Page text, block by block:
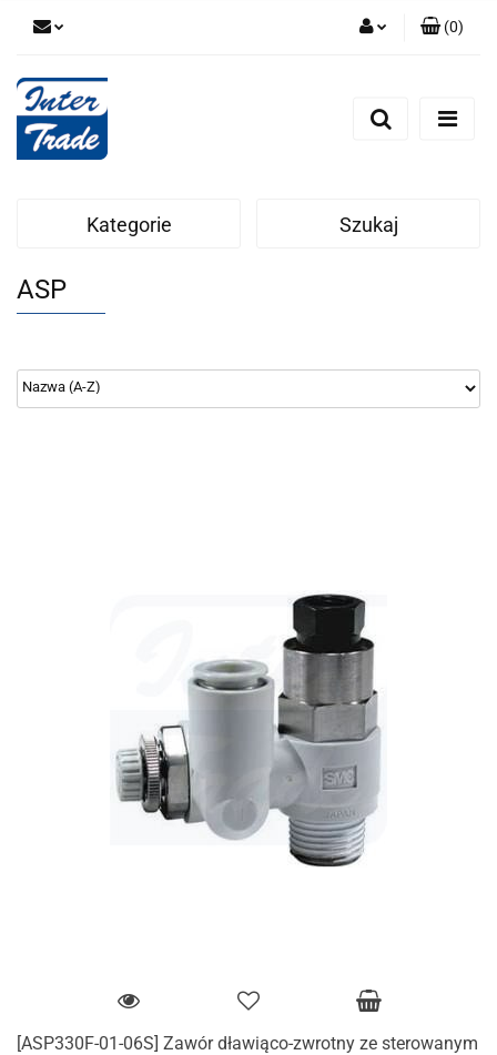
Zarejestruj się
(0)
Kategorie Szukaj
ASP
[ASP330F-01-06S] Zawór dławiąco-zwrotny ze sterowanym